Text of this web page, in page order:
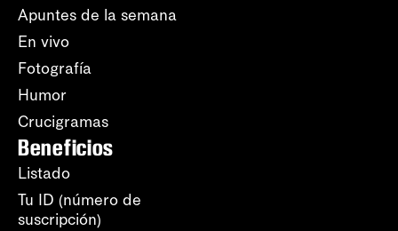
Apuntes de la semana
En vivo
Fotografía
Humor
Crucigramas
Beneficios
Listado
Tu ID (número de
suscripción)